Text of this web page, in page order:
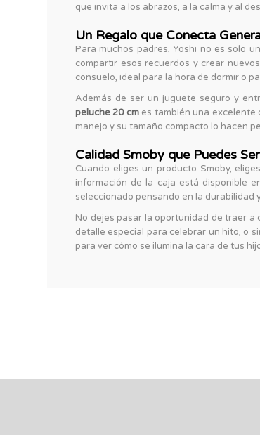
que invita a los abrazos, a la calma y al
Un Regalo que Conecta
Para muchos padres, Yoshi no es solo
compartir esos recuerdos y crear
consuelo, ideal para la hora de dormir o
Además de ser un juguete seguro y
peluche 20 cmes también una excelente
manejo y su tamaño compacto lo hacen
Calidad Smoby que Puedes
Cuando eliges un producto Smoby,
información de la caja está disponible
seleccionado pensando en la durabilidad
No dejes pasar la oportunidad de traer
detalle especial para celebrar un hito, o
para ver cómo se ilumina la cara de tus